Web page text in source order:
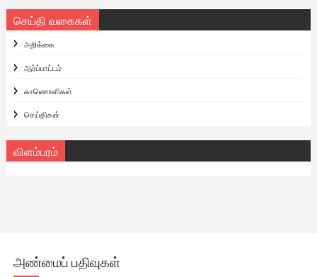
செய்தி வகைகள்
அறிக்கை
ஆர்ப்பாட்டம்
காணொளிகள்
செய்திகள்
விளம்பரம்
அண்மைப் பதிவுகள்